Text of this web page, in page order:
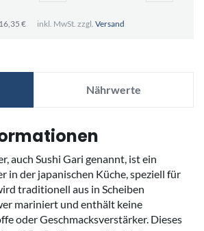
€ inkl. MwSt. zzgl. Versand
Nährwerte
auch Sushi Gari genannt, ist ein
in der japanischen Küche, speziell für
traditionell aus in Scheiben
mariniert und enthält keine
oder Geschmacksverstärker. Dieses